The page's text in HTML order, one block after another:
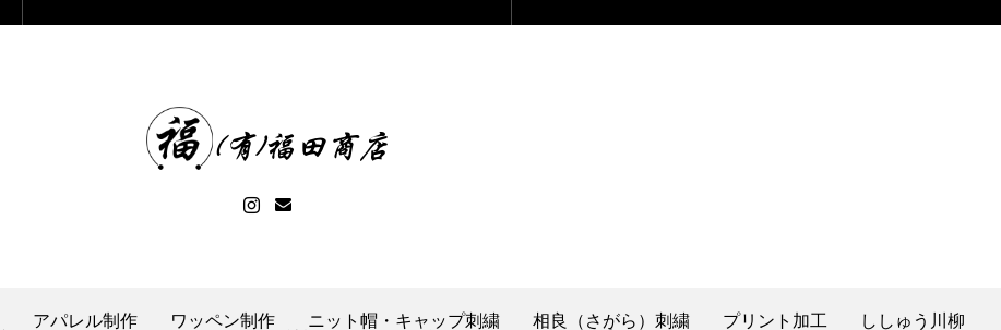
アパレル制作 ワッペン制作 ニット帽・キャップ刺繍 相良（さがら）刺繍 プリント加工
ししゅう川柳